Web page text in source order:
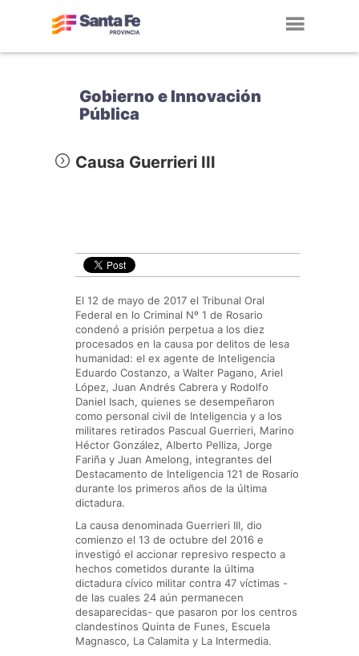
Gobierno e Innovación
Pública
Causa Guerrieri III
El 12 de mayo de 2017 el Tribunal Oral
Federal en lo Criminal Nº 1 de Rosario
condenó a prisión perpetua a los diez
procesados en la causa por delitos de lesa
humanidad: el ex agente de Inteligencia
Eduardo Costanzo, a Walter Pagano, Ariel
López, Juan Andrés Cabrera y Rodolfo
Daniel Isach, quienes se desempeñaron
como personal civil de Inteligencia y a los
militares retirados Pascual Guerrieri, Marino
Héctor González, Alberto Pelliza, Jorge
Fariña y Juan Amelong, integrantes del
Destacamento de Inteligencia 121 de Rosario
durante los primeros años de la última
dictadura.
La causa denominada Guerrieri III, dio
comienzo el 13 de octubre del 2016 e
investigó el accionar represivo respecto a
hechos cometidos durante la última
dictadura cívico militar contra 47 víctimas -
de las cuales 24 aún permanecen
desaparecidas- que pasaron por los centros
clandestinos Quinta de Funes, Escuela
Magnasco, La Calamita y La Intermedia.